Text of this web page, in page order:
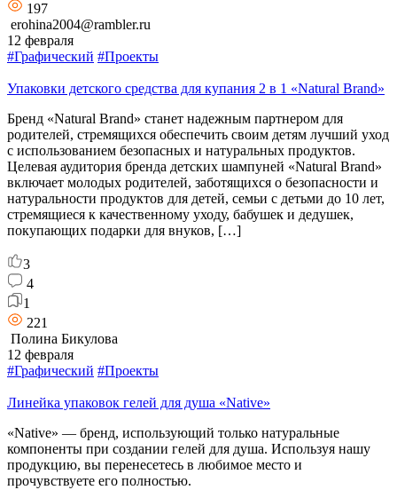
197
erohina2004@rambler.ru
12 февраля
#Графический #Проекты
Упаковки детского средства для купания 2 в 1 «Natural Brand»
Бренд «Natural Brand» станет надежным партнером для
родителей, стремящихся обеспечить своим детям лучший уход
с использованием безопасных и натуральных продуктов.
Целевая аудитория бренда детских шампуней «Natural Brand»
включает молодых родителей, заботящихся о безопасности и
натуральности продуктов для детей, семьи с детьми до 10 лет,
стремящиеся к качественному уходу, бабушек и дедушек,
покупающих подарки для внуков, […]
3
4
1
221
Полина Бикулова
12 февраля
#Графический #Проекты
Линейка упаковок гелей для душа «Native»
«Native» — бренд, использующий только натуральные
компоненты при создании гелей для душа. Используя нашу
продукцию, вы перенесетесь в любимое место и
прочувствуете его полностью.